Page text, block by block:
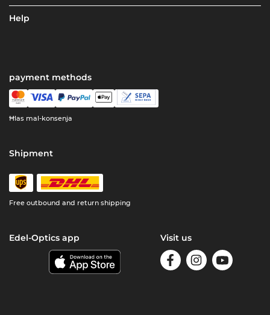
Help
payment methods
Ħlas mal-konsenja
Shipment
Free outbound and return shipping
Edel-Optics app Visit us